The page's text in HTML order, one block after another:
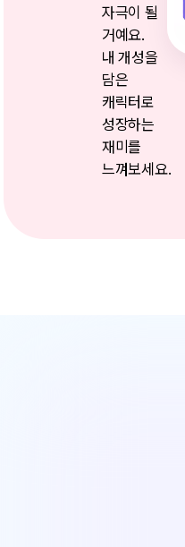
자극이 될
거예요.
내 개성을
담은
캐릭터로
성장하는
재미를
느껴보세요.